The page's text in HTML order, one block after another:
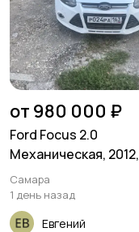
от 980 000 ₽
Ford Focus 2.0
Механическая, 2012,
172124 км
Самара
1 день назад
Евгений